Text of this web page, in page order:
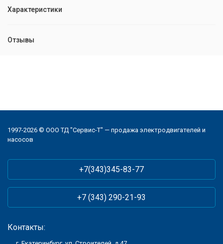
Характеристики
Отзывы
1997-2026 © ООО ТД "Сервис-Т" — продажа электродвигателей и
насосов
+7(343)345-83-77
+7 (343) 290-21-93
Контакты: